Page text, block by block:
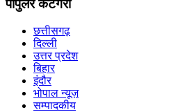
पॉपुलर केटेगरी
छत्तीसगढ़
दिल्ली
उत्तर प्रदेश
बिहार
इंदौर
भोपाल न्यूज़
सम्पादकीय